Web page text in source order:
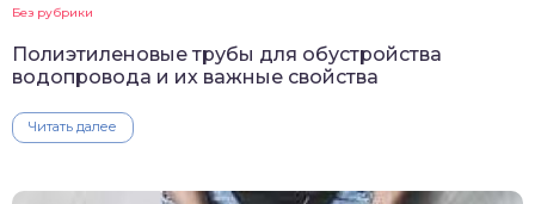
Без рубрики
Полиэтиленовые трубы для обустройства
водопровода и их важные свойства
Читать далее